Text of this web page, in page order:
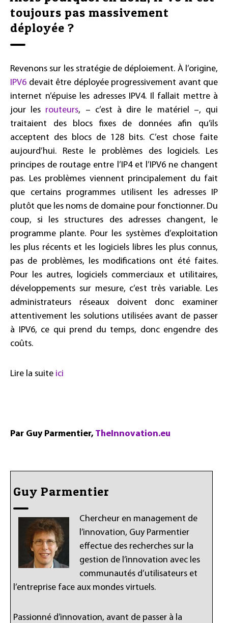
toujours pas massivement
déployée ?
Revenons sur les stratégie de déploiement. À l’origine,
IPV6 devait être déployée progressivement avant que
internet n’épuise les adresses IPV4. Il fallait mettre à
jour les routeurs, – c’est à dire le matériel –, qui
traitaient des blocs fixes de données afin qu’ils
acceptent des blocs de 128 bits. C’est chose faite
aujourd’hui. Reste le problèmes des logiciels. Les
principes de routage entre l’IP4 et l’IPV6 ne changent
pas. Les problèmes viennent principalement du fait
que certains programmes utilisent les adresses IP
plutôt que les noms de domaine pour fonctionner. Du
coup, si les structures des adresses changent, le
programme plante. Pour les systèmes d’exploitation
les plus récents et les logiciels libres les plus connus,
pas de problèmes, les modifications ont été faites.
Pour les autres, logiciels commerciaux et utilitaires,
développements sur mesure, c’est très variable. Les
administrateurs réseaux doivent donc examiner
attentivement les solutions utilisées avant de passer
à IPV6, ce qui prend du temps, donc engendre des
coûts.
Lire la suite ici
Par Guy Parmentier, TheInnovation.eu
Guy Parmentier
Chercheur en management de
l’innovation, Guy Parmentier
effectue des recherches sur la
gestion de l’innovation avec les
communautés d’utilisateurs et
l’entreprise face aux mondes virtuels.
Passionné d’innovation, avant de passer à la